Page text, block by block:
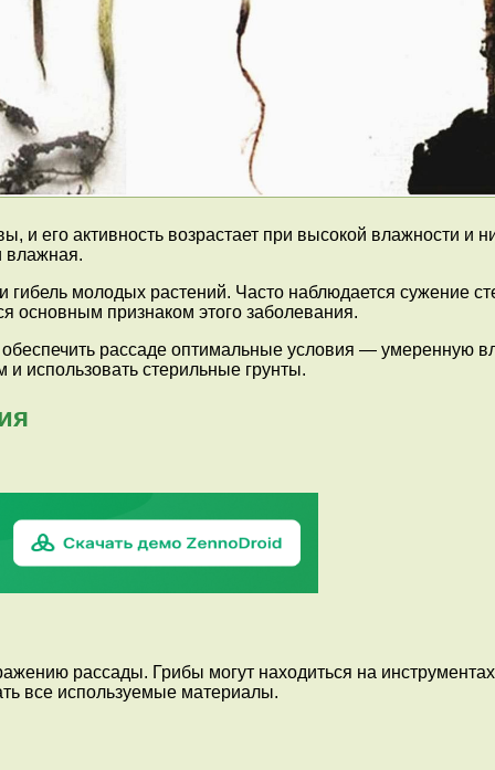
и его активность возрастает при высокой влажности и
влажная.
молодых растений. Часто наблюдается сужение
основным признаком этого заболевания.
рассаде оптимальные условия — умеренную
использовать стерильные грунты.
рассады. Грибы могут находиться на
все используемые материалы.